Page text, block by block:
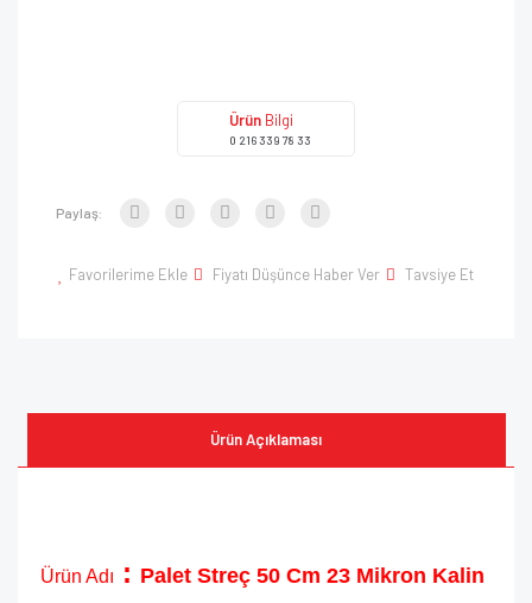
Ürün Bilgi
0 216 339 78 33
Paylaş:
Favorilerime Ekle Fiyatı Düşünce Haber Ver Tavsiye Et
Ürün Açıklaması
Ürün Adı : Palet Streç 50 Cm 23 Mikron Kalin